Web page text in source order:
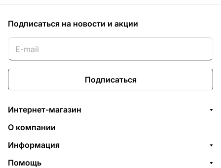
Подписаться на новости и акции
Подписаться
Интернет-магазин
О компании
Информация
Помощь